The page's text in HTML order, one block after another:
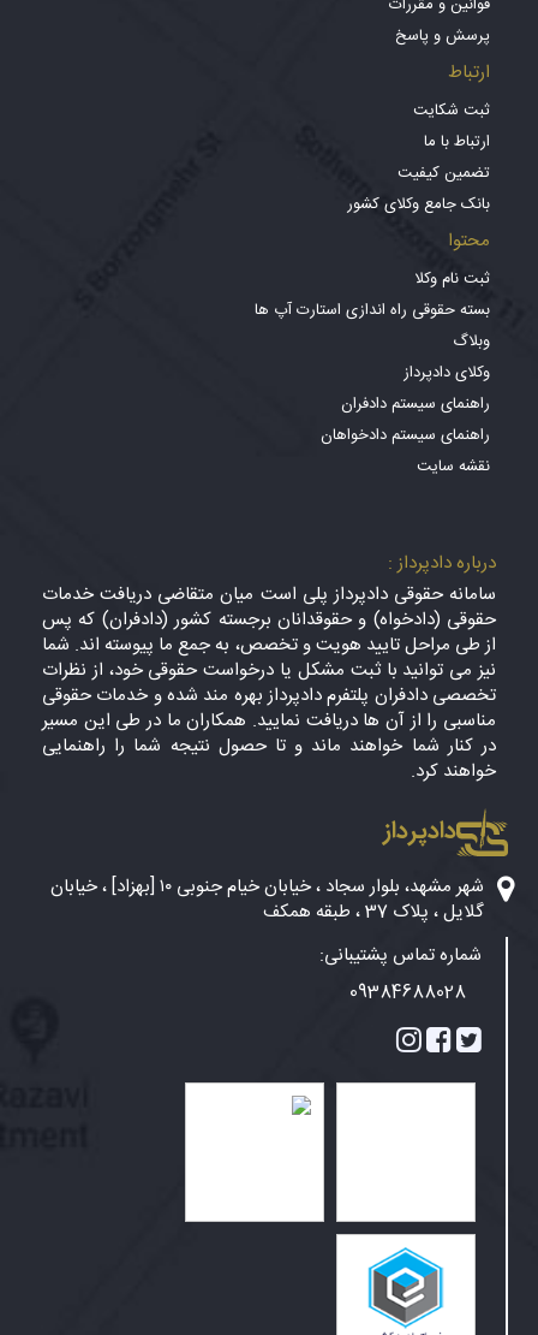
پرسش و پاسخ
ارتباط
ثبت شکایت
ارتباط با ما
تضمین کیفیت
بانک جامع وکلای کشور
محتوا
ثبت نام وکلا
بسته حقوقی راه اندازی استارت آپ ها
وبلاگ
وکلای دادپرداز
راهنمای سیستم دادفران
راهنمای سیستم دادخواهان
نقشه سایت
درباره دادپرداز :
سامانه حقوقی دادپرداز پلی است میان متقاضی دریافت خدمات
حقوقی (دادخواه) و حقوقدانان برجسته کشور (دادفران) که پس
از طی مراحل تایید هویت و تخصص، به جمع ما پیوسته اند. شما
نیز می توانید با ثبت مشکل یا درخواست حقوقی خود، از نظرات
تخصصی دادفران پلتفرم دادپرداز بهره مند شده و خدمات حقوقی
مناسبی را از آن ها دریافت نمایید. همکاران ما در طی این مسیر
در کنار شما خواهند ماند و تا حصول نتیجه شما را راهنمایی
خواهند کرد.
دادپرداز
شهر مشهد، بلوار سجاد ، خیابان خیام جنوبی ۱۰ [بهزاد] ، خیابان
گلایل ، پلاک 37 ، طبقه همکف
شماره تماس پشتیبانی:
09384688028